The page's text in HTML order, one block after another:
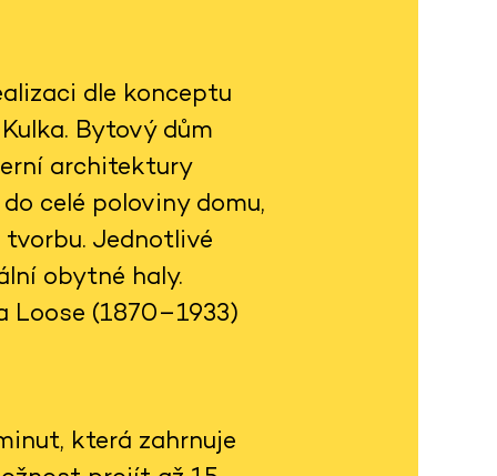
dle konceptu
Bytový dům
architektury
celé poloviny domu,
Jednotlivé
obytné haly.
Loose (1870–1933)
která zahrnuje